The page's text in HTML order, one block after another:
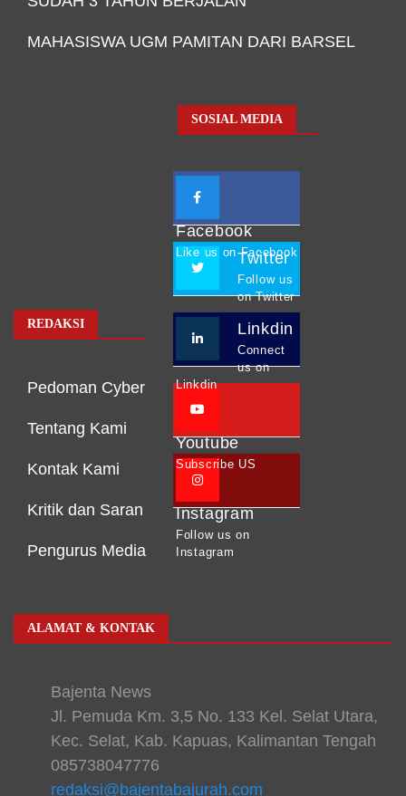
MAHASISWA UGM PAMITAN DARI BARSEL
REDAKSI
Pedoman Cyber
Tentang Kami
Kontak Kami
Kritik dan Saran
Pengurus Media
SOSIAL MEDIA
Facebook
Like us on Facebook
Twitter
Follow us
on Twitter
Linkdin
Connect
us on
Linkdin
Youtube
Subscribe US
Instagram
Follow us on
Instagram
ALAMAT & KONTAK
Bajenta News
Jl. Pemuda Km. 3,5 No. 133 Kel. Selat Utara,
Kec. Selat, Kab. Kapuas, Kalimantan Tengah
085738047776
redaksi@bajentabajurah.com